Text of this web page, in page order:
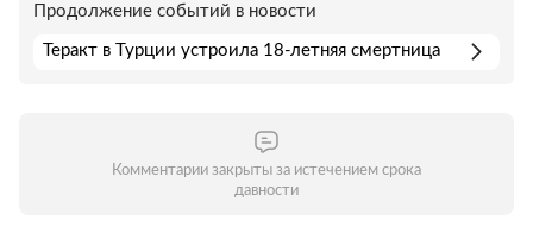
Продолжение событий в новости
Теракт в Турции устроила 18-летняя смертница
Комментарии закрыты за истечением срока
давности